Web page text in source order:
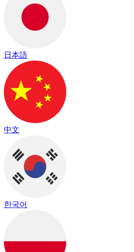
日本語
中文
한국어